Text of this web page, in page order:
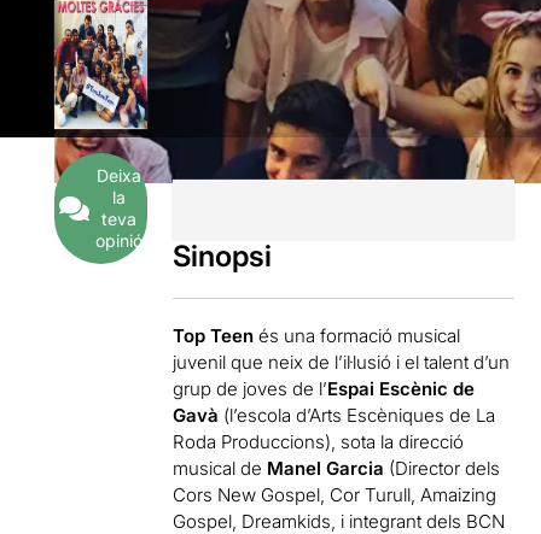
Deixa
la
teva
opinió
Sinopsi
Top Teen és una formació musical
juvenil que neix de l’il·lusió i el talent d’un
grup de joves de l’Espai Escènic de
Gavà (l’escola d’Arts Escèniques de La
Roda Produccions), sota la direcció
musical de Manel Garcia (Director dels
Cors New Gospel, Cor Turull, Amaizing
Gospel, Dreamkids, i integrant dels BCN